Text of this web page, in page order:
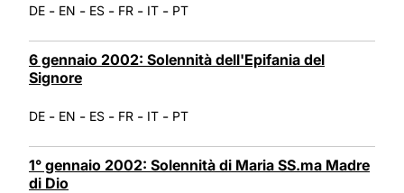
DE - EN - ES - FR - IT - PT
6 gennaio 2002: Solennità dell'Epifania del
Signore
DE - EN - ES - FR - IT - PT
1° gennaio 2002: Solennità di Maria SS.ma Madre
di Dio